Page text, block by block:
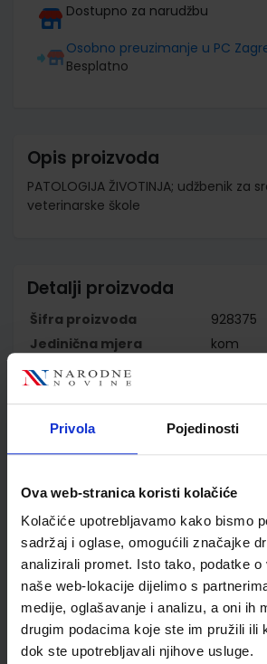
Privola Pojedinosti
Ova web-stranica koristi kolačiće
Kolačiće upotrebljavamo kako bismo
sadržaj i oglase, omogućili značajke
analizirali promet. Isto tako, podatke o
naše web-lokacije dijelimo s
medije, oglašavanje i analizu, a oni ih
drugim podacima koje ste im pružili ili
dok ste upotrebljavali njihove usluge.
Dostupno za narudžbu
Osobno preuzimanje u PC
Besplatno
Opis proizvoda
PATOLOGIJA ŽIVOTINJA; udžbenik za
veterinarske škole
Detalji proizvoda
Šifra proizvoda
928375
Jedinična mjera
kom
Nakladnik
Autor
Nastavni predmet
Reg br min
1336